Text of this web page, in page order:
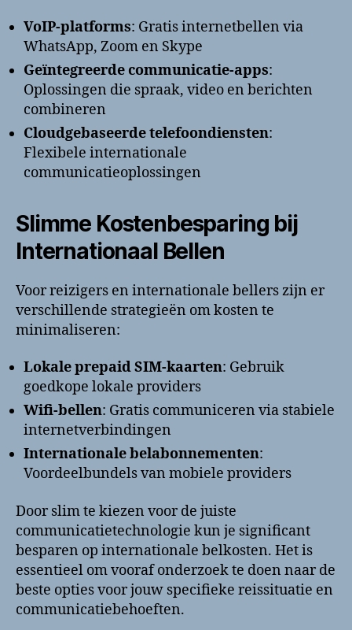
VoIP-platforms: Gratis internetbellen via
WhatsApp, Zoom en Skype
Geïntegreerde communicatie-apps:
Oplossingen die spraak, video en berichten
combineren
Cloudgebaseerde telefoondiensten:
Flexibele internationale
communicatieoplossingen
Slimme Kostenbesparing bij
Internationaal Bellen
Voor reizigers en internationale bellers zijn er
verschillende strategieën om kosten te
minimaliseren:
Lokale prepaid SIM-kaarten: Gebruik
goedkope lokale providers
Wifi-bellen: Gratis communiceren via stabiele
internetverbindingen
Internationale belabonnementen:
Voordeelbundels van mobiele providers
Door slim te kiezen voor de juiste
communicatietechnologie kun je significant
besparen op internationale belkosten. Het is
essentieel om vooraf onderzoek te doen naar de
beste opties voor jouw specifieke reissituatie en
communicatiebehoeften.